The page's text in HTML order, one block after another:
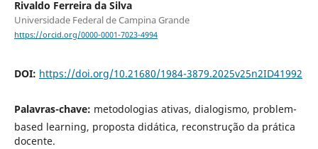
Rivaldo Ferreira da Silva
Universidade Federal de Campina Grande
https://orcid.org/0000-0001-7023-4994
DOI: https://doi.org/10.21680/1984-3879.2025v25n2ID41992
Palavras-chave: metodologias ativas, dialogismo, problem-
based learning, proposta didática, reconstrução da prática
docente.